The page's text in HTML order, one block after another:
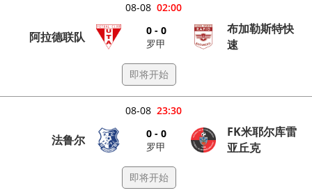
02:00
08-08
阿拉德联队
0 - 0
罗甲
布加勒斯特快
速
即将开始
23:30
08-08
法鲁尔
0 - 0
罗甲
FK米耶尔库雷
亚丘克
即将开始